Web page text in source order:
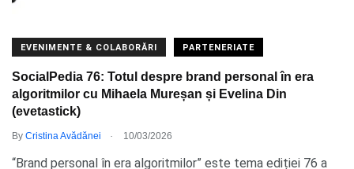
EVENIMENTE & COLABORĂRI PARTENERIATE
SocialPedia 76: Totul despre brand personal în era
algoritmilor cu Mihaela Mureșan și Evelina Din
(evetastick)
By Cristina Avădănei . 10/03/2026
“Brand personal în era algoritmilor” este tema ediției 76 a